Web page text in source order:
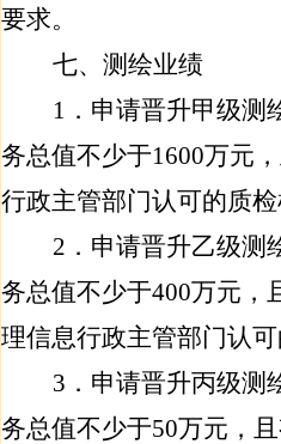
要求。
七、测绘业绩
1 ． 申请晋升甲级测
务总值不少于1600万元，
行政主管部门认可的质
2 ． 申请晋升乙级测
务总值不少于400万元，
理信息行政主管部门认
3 ． 申请晋升丙级测
务总值不少于50万元，